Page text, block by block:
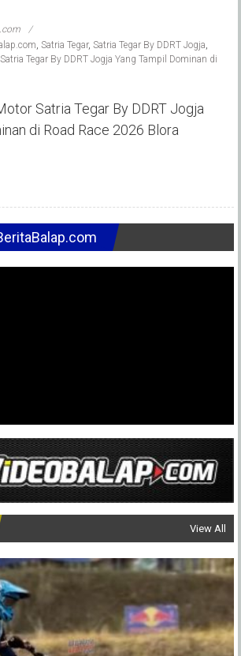
, Satria Tegar, Satria Tegar By DDRT Jogja,
Tegar By DDRT Jogja Yang Tampil Dominan di
Satria Tegar By DDRT Jogja
di Road Race 2026 Blora
View All